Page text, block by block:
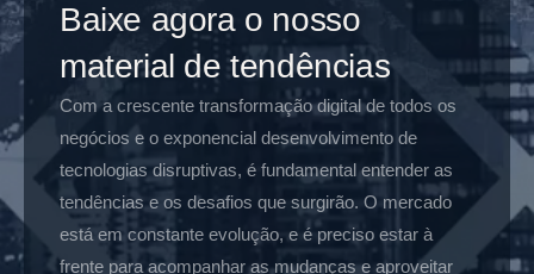
Baixe agora o nosso
material de tendências
Com a crescente transformação digital de todos os
negócios e o exponencial desenvolvimento de
tecnologias disruptivas, é fundamental entender as
tendências e os desafios que surgirão. O mercado
está em constante evolução, e é preciso estar à
frente para acompanhar as mudanças e aproveitar